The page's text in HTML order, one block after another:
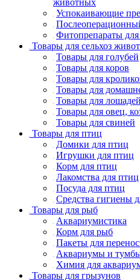
Успокаивающие
Фитопрепараты
Товары для сельхоз
Товары для голубей
Товары для коров
Товары для
Товары для
Товары для лошадей
Товары для овец,
Товары для свиней
Товары для птиц
Домики для птиц
Игрушки для птиц
Корм для птиц
Лакомства для птиц
Посуда для птиц
Средства гигиены
Товары для рыб
Аквариумистика
Корм для рыб
Пакеты для
Аквариумы и
Химия для
Товары для грызунов